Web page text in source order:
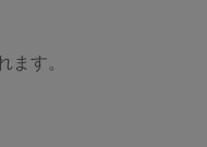
ます。